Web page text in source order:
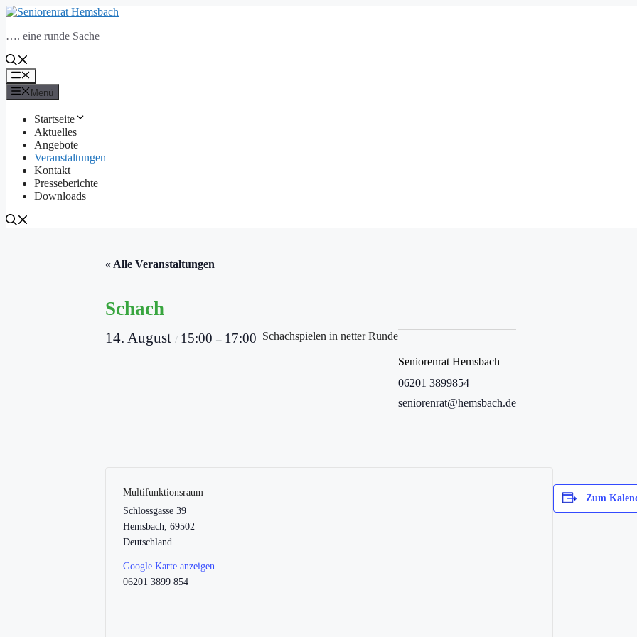
Zum
springen
…. eine runde Sache
Menü
Menü
Startseite
Aktuelles
Angebote
Veranstaltungen
Kontakt
Presseberichte
Downloads
« Alle Veranstaltungen
Schach
14. August / 15:00 – 17:00 Schachspielen in netter Runde
Seniorenrat Hemsbach
06201 3899854
seniorenrat@hemsbach.de
Multifunktionsraum
Schlossgasse 39
Hemsbach 69502
Deutschland
Google Karte anzeigen
06201 3899 854
Zum